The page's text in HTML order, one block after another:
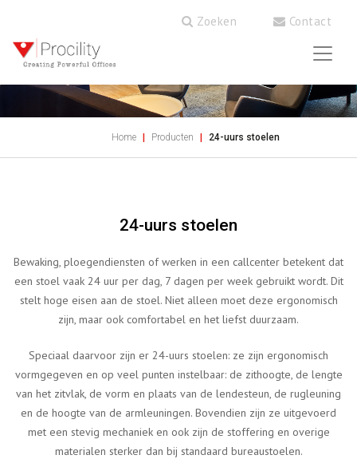
Zoeken Contact
Home Producten 24-uurs stoelen
24-uurs stoelen
Bewaking, ploegendiensten of werken in een callcenter betekent dat
een stoel vaak 24 uur per dag, 7 dagen per week gebruikt wordt. Dit
stelt hoge eisen aan de stoel. Niet alleen moet deze ergonomisch
zijn, maar ook comfortabel en het liefst duurzaam.
Speciaal daarvoor zijn er 24-uurs stoelen: ze zijn ergonomisch
vormgegeven en op veel punten instelbaar: de zithoogte, de lengte
van het zitvlak, de vorm en plaats van de lendesteun, de rugleuning
en de hoogte van de armleuningen. Bovendien zijn ze uitgevoerd
met een stevig mechaniek en ook zijn de stoffering en overige
materialen sterker dan bij standaard bureaustoelen.